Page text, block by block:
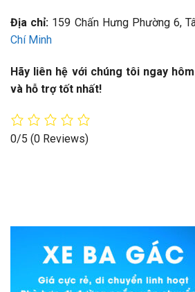
Địa chỉ: 159 Chấn Hưng Phường 6,
Chí Minh
Hãy liên hệ với chúng tôi ngay
và hỗ trợ tốt nhất!
0/5 (0 Reviews)